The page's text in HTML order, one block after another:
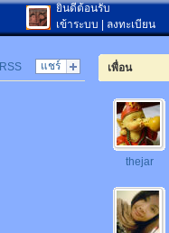
ยินดีต้อนรับ
เข้าระบบ
ลงทะเบียน
แชร์
RSS เพื่อน
thejar